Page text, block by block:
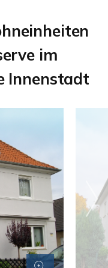
im
Innenstadt